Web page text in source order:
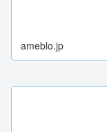
ameblo.jp